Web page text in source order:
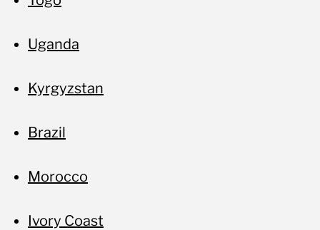
Uganda
Kyrgyzstan
Brazil
Morocco
Ivory Coast